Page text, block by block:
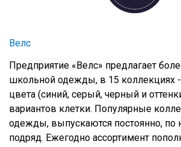
Велс
Предприятие «Велс» предлагает
школьной одежды, в 15 коллекциях
цвета (синий, серый, черный и
вариантов клетки. Популярные
одежды, выпускаются постоянно, по
подряд. Ежегодно ассортимент